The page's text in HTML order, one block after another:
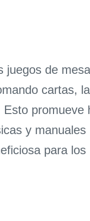
de
cartas,
y
para